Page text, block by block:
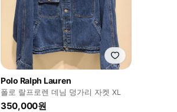
Polo Ralph Lauren
폴로 랄프로렌 데님 덩가리 자켓 XL
350,000원